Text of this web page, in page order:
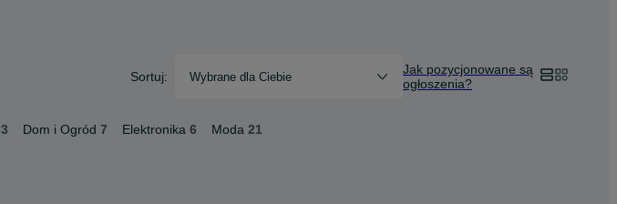
Sortuj: Wybrane dla Ciebie
Jak pozycjonowane są
ogłoszenia?
3 Dom i Ogród 7 Elektronika 6 Moda 21